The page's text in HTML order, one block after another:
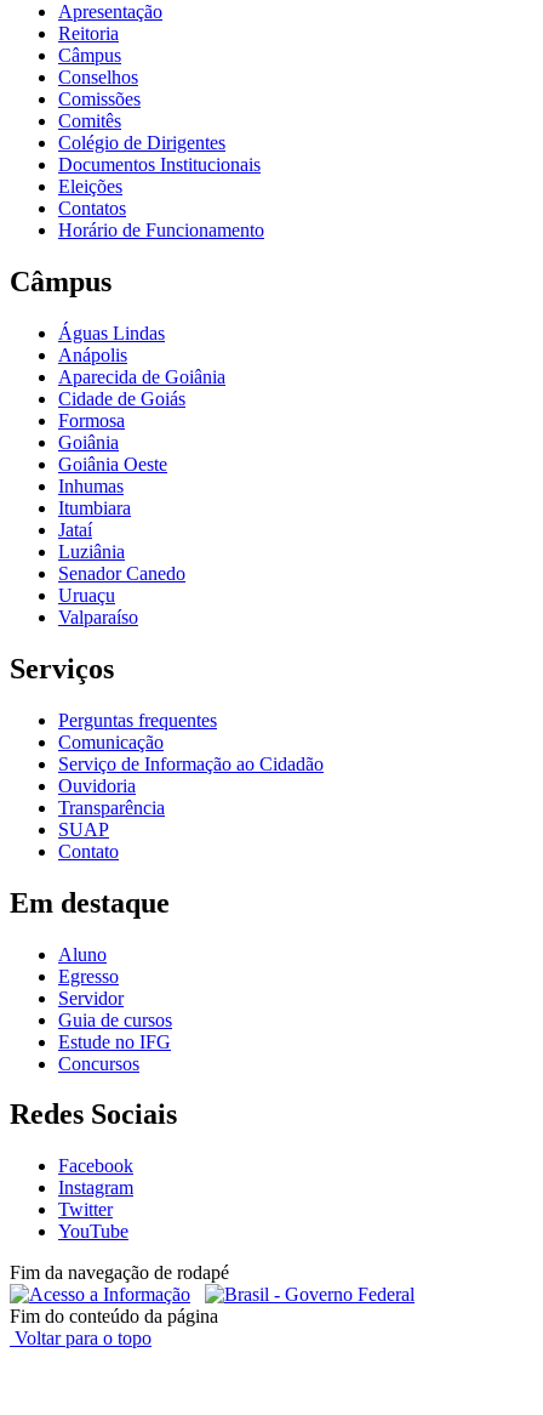
Apresentação
Reitoria
Câmpus
Conselhos
Comissões
Comitês
Colégio de Dirigentes
Documentos Institucionais
Eleições
Contatos
Horário de Funcionamento
Câmpus
Águas Lindas
Anápolis
Aparecida de Goiânia
Cidade de Goiás
Formosa
Goiânia
Goiânia Oeste
Inhumas
Itumbiara
Jataí
Luziânia
Senador Canedo
Uruaçu
Valparaíso
Serviços
Perguntas frequentes
Comunicação
Serviço de Informação ao Cidadão
Ouvidoria
Transparência
SUAP
Contato
Em destaque
Aluno
Egresso
Servidor
Guia de cursos
Estude no IFG
Concursos
Redes Sociais
Facebook
Instagram
Twitter
YouTube
Fim da navegação de rodapé
Fim do conteúdo da página
Voltar para o topo